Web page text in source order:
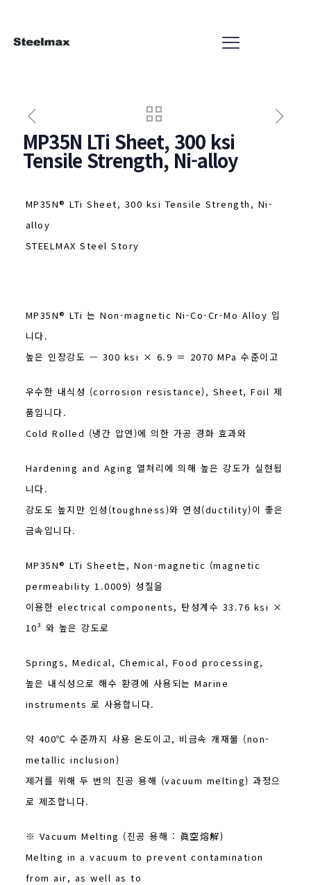
MP35N LTi Sheet, 300 ksi
Tensile Strength, Ni-alloy
MP35N® LTi Sheet, 300 ksi Tensile Strength, Ni-
alloy
STEELMAX Steel Story
MP35N® LTi 는 Non-magnetic Ni-Co-Cr-Mo Alloy 입
니다.
높은 인장강도 — 300 ksi × 6.9 ＝ 2070 MPa 수준이고
우수한 내식성 (corrosion resistance), Sheet, Foil 제
품입니다.
Cold Rolled (냉간 압연)에 의한 가공 경화 효과와
Hardening and Aging 열처리에 의해 높은 강도가 실현됩
니다.
강도도 높지만 인성(toughness)와 연성(ductility)이 좋은
금속입니다.
MP35N® LTi Sheet는, Non-magnetic (magnetic
permeability 1.0009) 성질을
이용한 electrical components, 탄성계수 33.76 ksi ×
10³ 와 높은 강도로
Springs, Medical, Chemical, Food processing,
높은 내식성으로 해수 환경에 사용되는 Marine
instruments 로 사용합니다.
약 400℃ 수준까지 사용 온도이고, 비금속 개재물 (non-
metallic inclusion)
제거를 위해 두 번의 진공 용해 (vacuum melting) 과정으
로 제조합니다.
※ Vacuum Melting (진공 용해 : 眞空熔解)
Melting in a vacuum to prevent contamination
from air, as well as to